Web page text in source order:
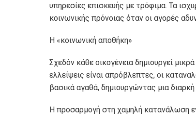
υπηρεσίες επισκευής με τρόφιμα. Τα
κοινωνικής πρόνοιας όταν οι αγορές
Η «κοινωνική αποθήκη»
Σχεδόν κάθε οικογένεια δημιουργεί
ελλείψεις είναι απρόβλεπτες, οι
βασικά αγαθά, δημιουργώντας μια
Η προσαρμογή στη χαμηλή κατανάλωση